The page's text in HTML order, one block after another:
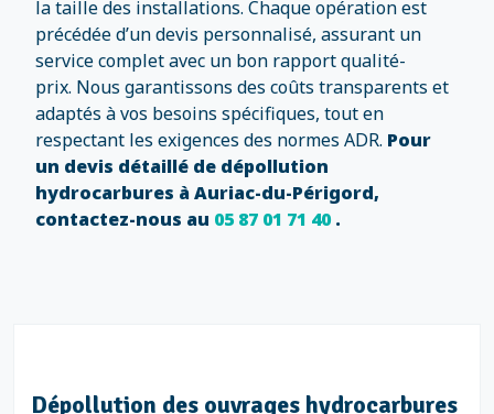
la taille des installations. Chaque opération est
précédée d’un devis personnalisé, assurant un
service complet avec un bon rapport qualité-
prix. Nous garantissons des coûts transparents et
adaptés à vos besoins spécifiques, tout en
respectant les exigences des normes ADR. Pour
un devis détaillé de dépollution
hydrocarbures à Auriac-du-Périgord,
contactez-nous au 05 87 01 71 40.
Dépollution des ouvrages hydrocarbures